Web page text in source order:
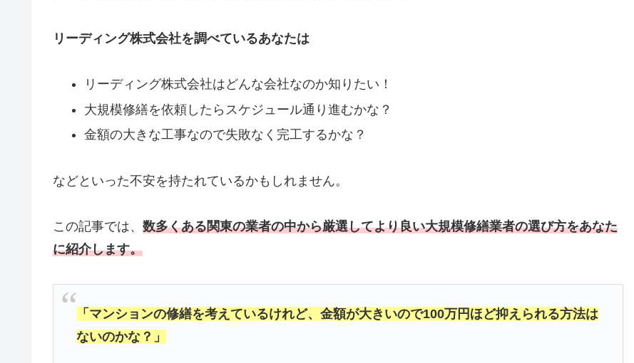
リーディング株式会社を調べているあなたは
リーディング株式会社はどんな会社なのか知りたい！
大規模修繕を依頼したらスケジュール通り進むかな？
金額の大きな工事なので失敗なく完工するかな？
などといった不安を持たれているかもしれません。
この記事では、 数多くある関東の業者の中から厳選してより良い大規模修繕業者の選び方をあなた
に紹介します。
「マンションの修繕を考えているけれど、金額が大きいので100万円ほど抑えられる方法は
ないのかな？」